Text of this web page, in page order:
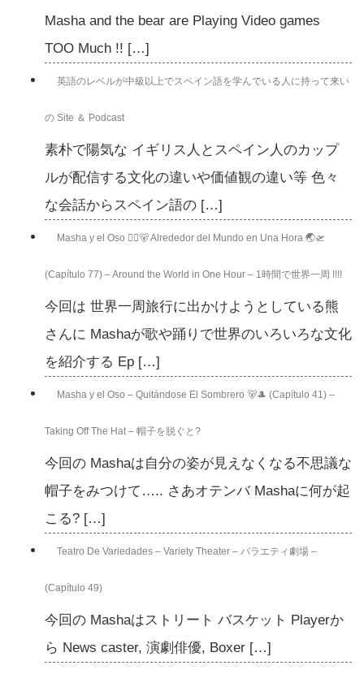
Masha and the bear are Playing Video games
TOO Much !! […]
英語のレベルが中級以上でスペイン語を学んでいる人に持って来い
の Site ＆ Podcast
素朴で陽気な イギリス人とスペイン人のカップ
ルが配信する文化の違いや価値観の違い等 色々
な会話からスペイン語の […]
Masha y el Oso 👱‍♀️🐻 Alrededor del Mundo en Una Hora 🌏🛫
(Capítulo 77) – Around the World in One Hour – 1時間で世界一周 !!!!
今回は 世界一周旅行に出かけようとしている熊
さんに Mashaが歌や踊りで世界のいろいろな文化
を紹介する Ep […]
Masha y el Oso – Quitándose El Sombrero 🐻🎩 (Capítulo 41) –
Taking Off The Hat – 帽子を脱ぐと?
今回の Mashaは自分の姿が見えなくなる不思議な
帽子をみつけて….. さあオテンバ Mashaに何が起
こる? […]
Teatro De Variedades – Variety Theater – バラエティ劇場 –
(Capítulo 49)
今回の Mashaはストリート バスケット Playerか
ら News caster, 演劇俳優, Boxer […]